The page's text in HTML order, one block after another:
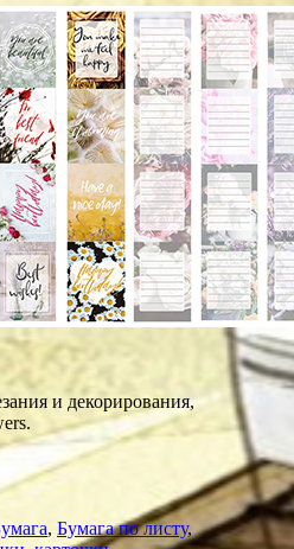
и декорирования,
, Бумага по листу,